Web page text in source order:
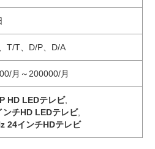
T/T、D/P、D/A
月～200000/月
HD LEDテレビ,
ンチHD LEDテレビ,
24インチHDテレビ